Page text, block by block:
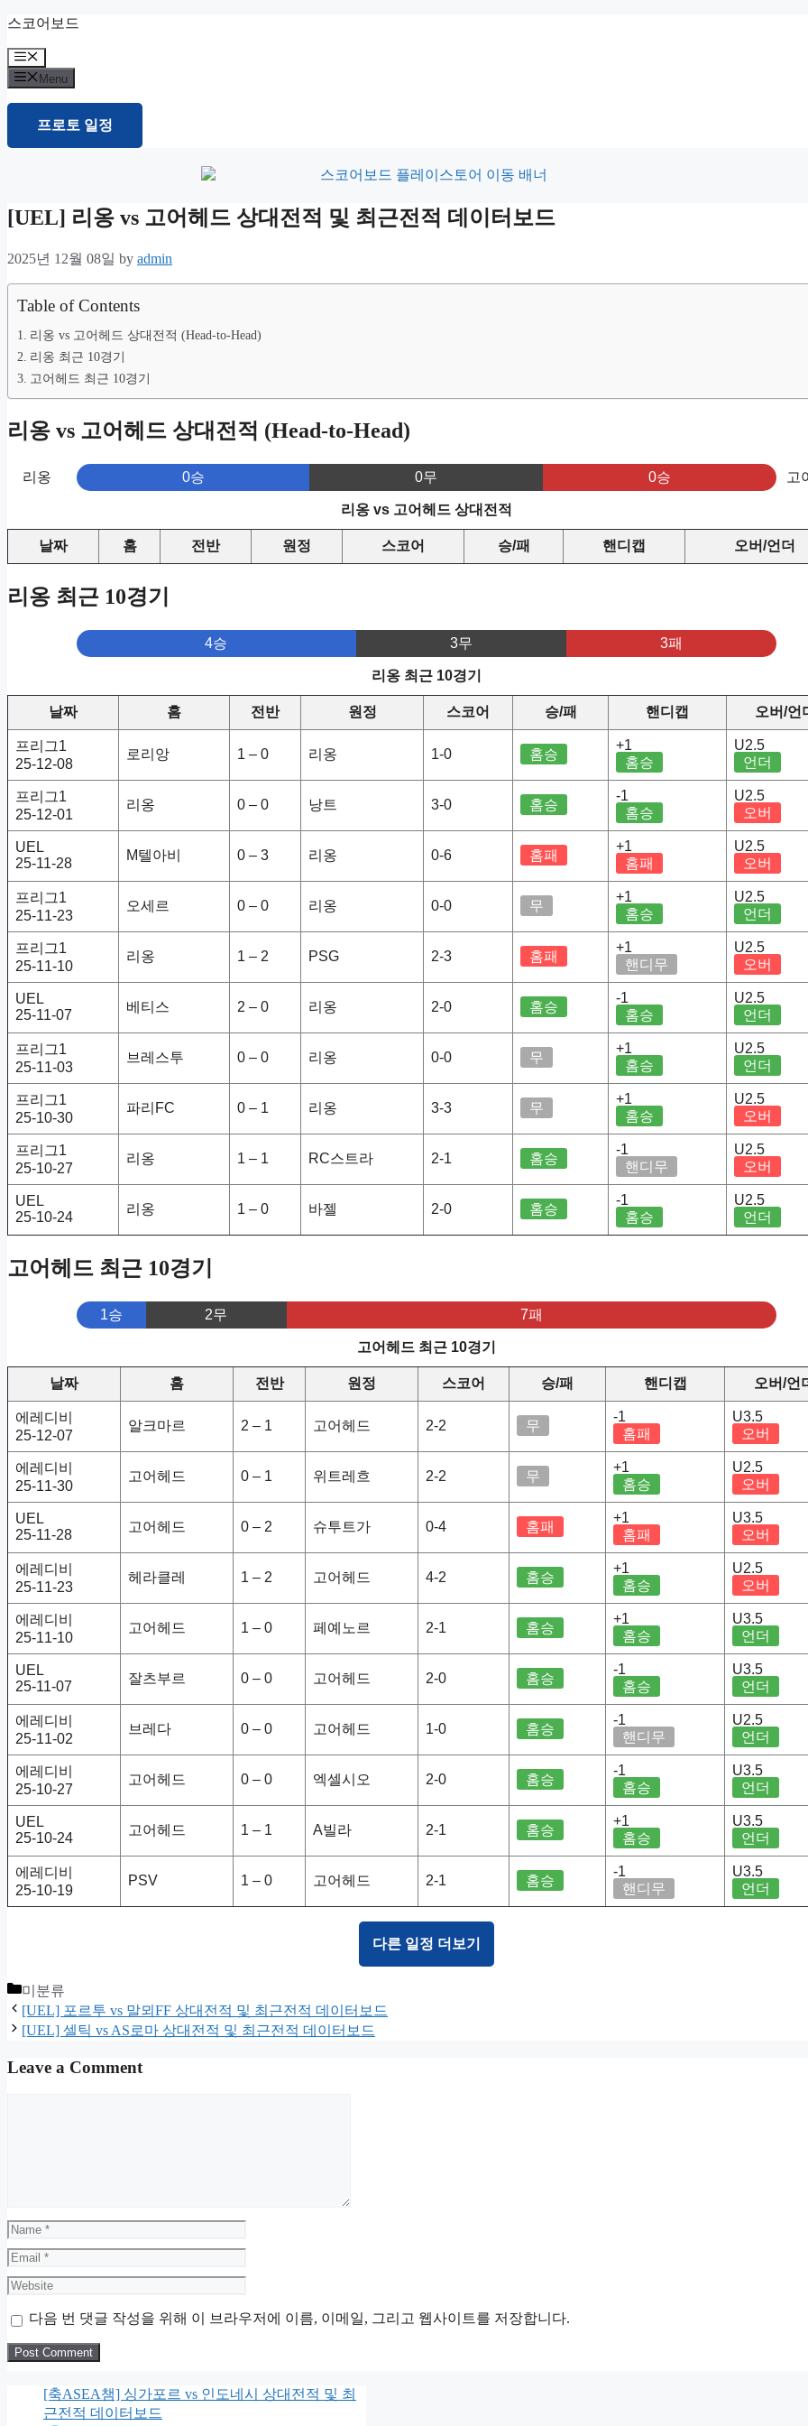
Skip
content
스코어보드
Menu
Menu
프로토 일정
[UEL] 리옹 vs 고어헤드 상대전적 및 최근전적 데이터보드
2025년 12월 08일 by admin
Table of Contents
리옹 vs 고어헤드 상대전적 (Head-to-Head)
리옹 최근 10경기
고어헤드 최근 10경기
리옹 vs 고어헤드 상대전적 (Head-to-Head)
리옹 0승 0무 0승 고
리옹 vs 고어헤드 상대전적
날짜 홈 전반 원정 스코어 승/패 핸디캡 오버/언더
리옹 최근 10경기
4승 3무 3패
리옹 최근 10경기
날짜 홈 전반 원정 스코어 승/패 핸디캡 오버/언
프리그1
25-12-08
로리앙 1 – 0 리옹 1-0 홈승
+1
홈승
U2.5
언더
프리그1
25-12-01
리옹 0 – 0 낭트 3-0 홈승
-1
홈승
U2.5
오버
UEL
25-11-28
M텔아비 0 – 3 리옹 0-6 홈패
+1
홈패
U2.5
오버
프리그1
25-11-23
오세르 0 – 0 리옹 0-0 무
+1
홈승
U2.5
언더
프리그1
25-11-10
리옹 1 – 2 PSG 2-3 홈패
+1
핸디무
U2.5
오버
UEL
25-11-07
베티스 2 – 0 리옹 2-0 홈승
-1
홈승
U2.5
언더
프리그1
25-11-03
브레스투 0 – 0 리옹 0-0 무
+1
홈승
U2.5
언더
프리그1
25-10-30
파리FC 0 – 1 리옹 3-3 무
+1
홈승
U2.5
오버
프리그1
25-10-27
리옹 1 – 1 RC스트라 2-1 홈승
-1
핸디무
U2.5
오버
UEL
25-10-24
리옹 1 – 0 바젤 2-0 홈승
-1
홈승
U2.5
언더
고어헤드 최근 10경기
1승 2무 7패
고어헤드 최근 10경기
날짜 홈 전반 원정 스코어 승/패 핸디캡 오버/언
에레디비
25-12-07
알크마르 2 – 1 고어헤드 2-2 무
-1
홈패
U3.5
오버
에레디비
25-11-30
고어헤드 0 – 1 위트레흐 2-2 무
+1
홈승
U2.5
오버
UEL
25-11-28
고어헤드 0 – 2 슈투트가 0-4 홈패
+1
홈패
U3.5
오버
에레디비
25-11-23
헤라클레 1 – 2 고어헤드 4-2 홈승
+1
홈승
U2.5
오버
에레디비
25-11-10
고어헤드 1 – 0 페예노르 2-1 홈승
+1
홈승
U3.5
언더
UEL
25-11-07
잘츠부르 0 – 0 고어헤드 2-0 홈승
-1
홈승
U3.5
언더
에레디비
25-11-02
브레다 0 – 0 고어헤드 1-0 홈승
-1
핸디무
U2.5
언더
에레디비
25-10-27
고어헤드 0 – 0 엑셀시오 2-0 홈승
-1
홈승
U3.5
언더
UEL
25-10-24
고어헤드 1 – 1 A빌라 2-1 홈승
+1
홈승
U3.5
언더
에레디비
25-10-19
PSV 1 – 0 고어헤드 2-1 홈승
-1
핸디무
U3.5
언더
다른 일정 더보기
Categories
미분류
[UEL] 포르투 vs 말뫼FF 상대전적 및 최근전적 데이터보드
[UEL] 셀틱 vs AS로마 상대전적 및 최근전적 데이터보드
Leave a Comment
Name
Email
Website
다음 번 댓글 작성을 위해 이 브라우저에 이름, 이메일, 그리고 웹사이트를 저장합니다.
[축ASEA챔] 싱가포르 vs 인도네시 상대전적 및 최
근전적 데이터보드